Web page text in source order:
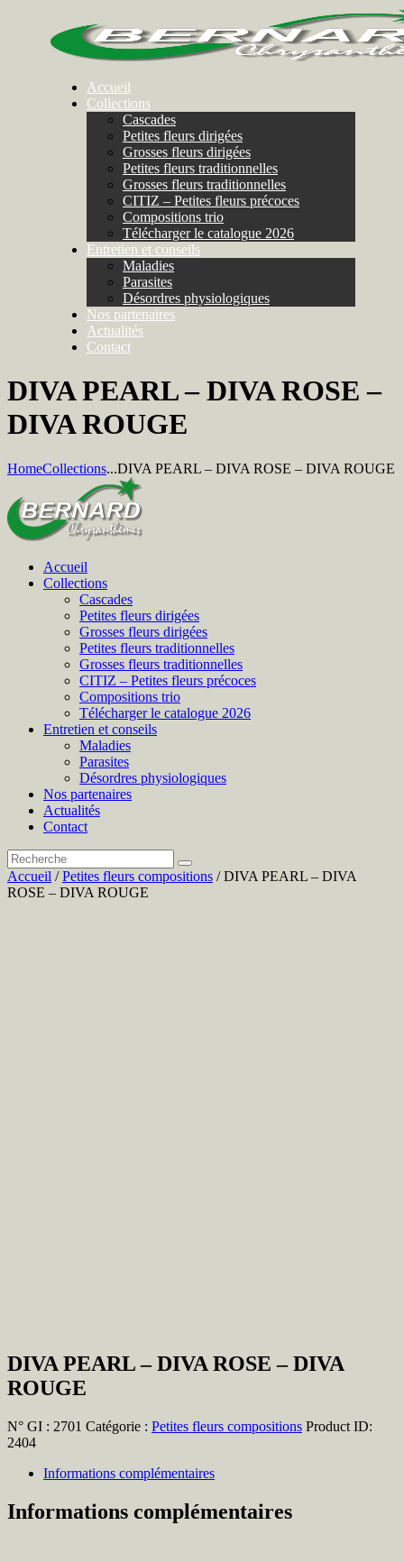
Accueil
Collections
Cascades
Petites fleurs dirigées
Grosses fleurs dirigées
Petites fleurs traditionnelles
Grosses fleurs traditionnelles
CITIZ – Petites fleurs précoces
Compositions trio
Télécharger le catalogue 2026
Entretien et conseils
Maladies
Parasites
Désordres physiologiques
Nos partenaires
Actualités
Contact
DIVA PEARL – DIVA ROSE –
DIVA ROUGE
HomeCollections...DIVA PEARL – DIVA ROSE – DIVA ROUGE
Accueil
Collections
Cascades
Petites fleurs dirigées
Grosses fleurs dirigées
Petites fleurs traditionnelles
Grosses fleurs traditionnelles
CITIZ – Petites fleurs précoces
Compositions trio
Télécharger le catalogue 2026
Entretien et conseils
Maladies
Parasites
Désordres physiologiques
Nos partenaires
Actualités
Contact
Accueil /Petites fleurs compositions / DIVA PEARL – DIVA
ROSE – DIVA ROUGE
DIVA PEARL – DIVA ROSE – DIVA
ROUGE
N° GI : 2701 Catégorie : Petites fleurs compositions Product ID:
2404
Informations complémentaires
Informations complémentaires